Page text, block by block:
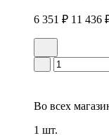
6 351 ₽ 11 436
Во всех
1 шт.